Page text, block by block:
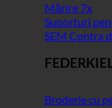
Mărire 7x
Suporturi
SEM Contra
Broderie cu